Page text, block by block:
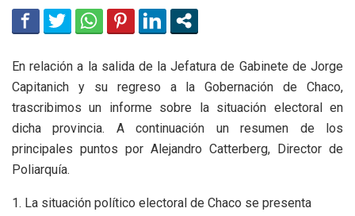
En relación a la salida de la Jefatura de Gabinete de Jorge
Capitanich y su regreso a la Gobernación de Chaco,
trascribimos un informe sobre la situación electoral en
dicha provincia. A continuación un resumen de los
principales puntos por Alejandro Catterberg, Director de
Poliarquía.
1. La situación político electoral de Chaco se presenta